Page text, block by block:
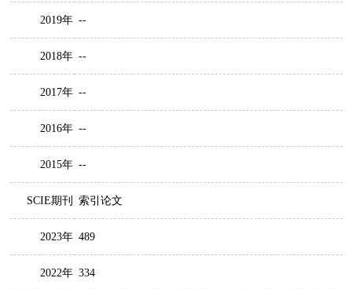
2019年 --
2018年 --
2017年 --
2016年 --
2015年 --
SCIE期刊 索引论文
2023年 489
2022年 334